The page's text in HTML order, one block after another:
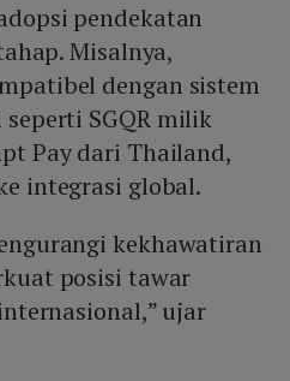
pendekatan
Misalnya,
dengan sistem
SGQR milik
Pay dari Thailand,
integrasi global.
kekhawatiran
posisi tawar
ujar